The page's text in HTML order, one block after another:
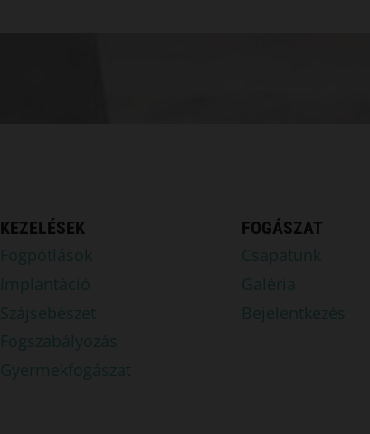
KEZELÉSEK
Fogpótlások
Implantáció
Szájsebészet
Fogszabályozás
Gyermekfogászat
FOGÁSZAT
Csapatunk
Galéria
Bejelentkezés